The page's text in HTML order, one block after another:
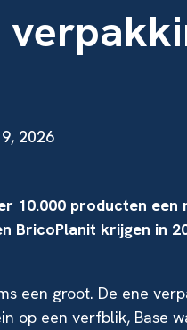
2026
10.000 producten een
BricoPlanit krijgen in
een groot. De ene
op een verfblik, Base